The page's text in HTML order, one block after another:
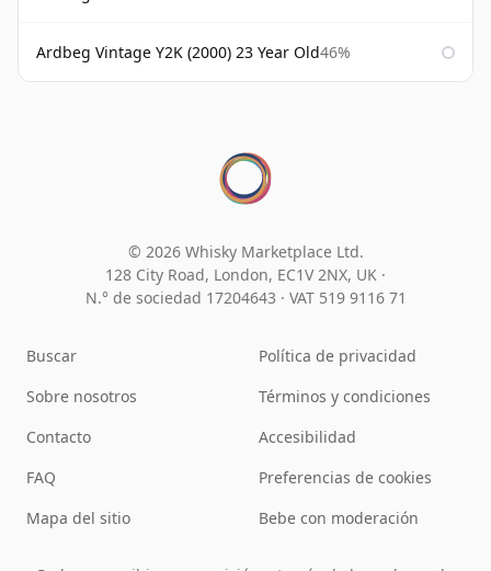
Ardbeg Vintage Y2K (2000) 23 Year Old46%
© 2026 Whisky Marketplace Ltd.
128 City Road, London, EC1V 2NX, UK ·
N.° de sociedad 17204643 · VAT 519 9116 71
Buscar
Sobre nosotros
Contacto
FAQ
Mapa del sitio
Política de privacidad
Términos y condiciones
Accesibilidad
Preferencias de cookies
Bebe con moderación